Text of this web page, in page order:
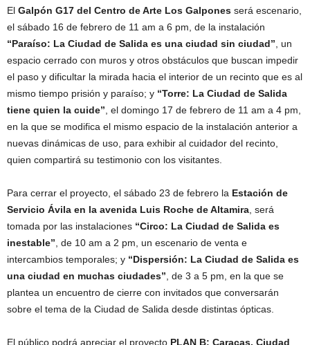
El Galpón G17 del Centro de Arte Los Galpones será escenario,
el sábado 16 de febrero de 11 am a 6 pm, de la instalación
“Paraíso: La Ciudad de Salida es una ciudad sin ciudad” , un
espacio cerrado con muros y otros obstáculos que buscan impedir
el paso y dificultar la mirada hacia el interior de un recinto que es al
mismo tiempo prisión y paraíso; y “Torre: La Ciudad de Salida
tiene quien la cuide” , el domingo 17 de febrero de 11 am a 4 pm,
en la que se modifica el mismo espacio de la instalación anterior a
nuevas dinámicas de uso, para exhibir al cuidador del recinto,
quien compartirá su testimonio con los visitantes.
Para cerrar el proyecto, el sábado 23 de febrero la Estación de
Servicio Ávila en la avenida Luis Roche de Altamira , será
tomada por las instalaciones “Circo: La Ciudad de Salida es
inestable” , de 10 am a 2 pm, un escenario de venta e
intercambios temporales; y “Dispersión: La Ciudad de Salida es
una ciudad en muchas ciudades” , de 3 a 5 pm, en la que se
plantea un encuentro de cierre con invitados que conversarán
sobre el tema de la Ciudad de Salida desde distintas ópticas.
El público podrá apreciar el proyecto PLAN B: Caracas, Ciudad